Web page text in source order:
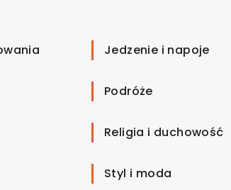
Jedzenie i napoje
Podróże
Religia i duchowość
Styl i moda